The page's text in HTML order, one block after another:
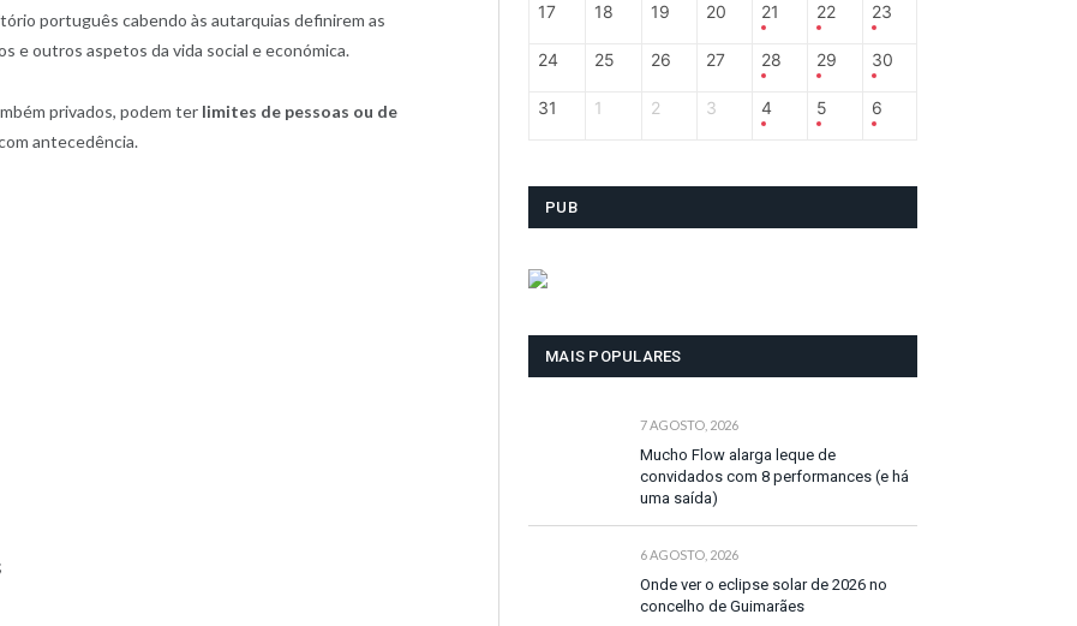
português cabendo às autarquias definirem as
e outros aspetos da vida social e económica.
privados, podem ter limites de pessoas ou de
antecedência.
17 18 19 20 21 22 23
24 25 26 27 28 29 30
31 1 2 3 4 5 6
PUB
MAIS POPULARES
7 AGOSTO, 2026
Mucho Flow alarga leque de
convidados com 8 performances (e há
uma saída)
6 AGOSTO, 2026
Onde ver o eclipse solar de 2026 no
concelho de Guimarães